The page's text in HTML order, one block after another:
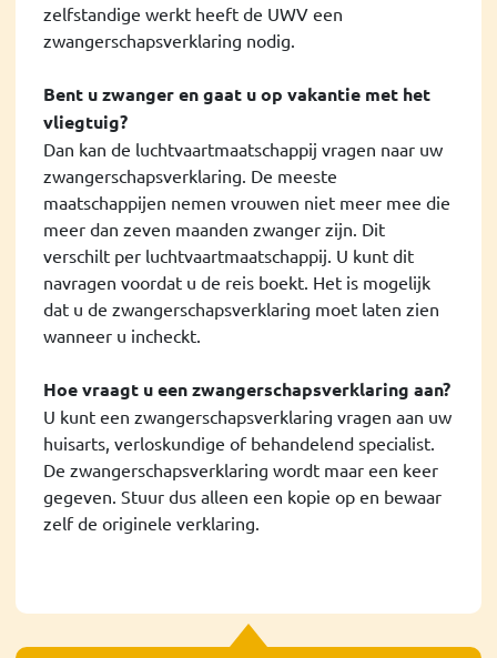
zelfstandige werkt heeft de UWV een
zwangerschapsverklaring nodig.
Bent u zwanger en gaat u op vakantie met het
vliegtuig?
Dan kan de luchtvaartmaatschappij vragen naar uw
zwangerschapsverklaring. De meeste
maatschappijen nemen vrouwen niet meer mee die
meer dan zeven maanden zwanger zijn. Dit
verschilt per luchtvaartmaatschappij. U kunt dit
navragen voordat u de reis boekt. Het is mogelijk
dat u de zwangerschapsverklaring moet laten zien
wanneer u incheckt.
Hoe vraagt u een zwangerschapsverklaring aan?
U kunt een zwangerschapsverklaring vragen aan uw
huisarts, verloskundige of behandelend specialist.
De zwangerschapsverklaring wordt maar een keer
gegeven. Stuur dus alleen een kopie op en bewaar
zelf de originele verklaring.